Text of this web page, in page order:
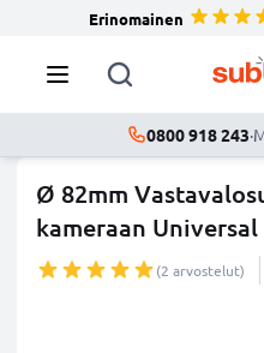
Erinomainen
0800 918 243·
Ø 82mm
kameraan
(2 arvostelut)